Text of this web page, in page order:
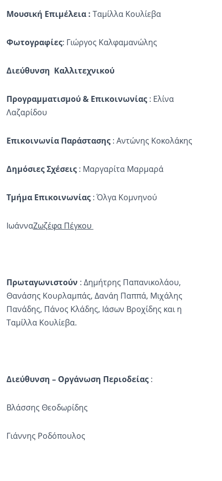
Μουσική Επιμέλεια : Ταμίλλα Κουλίεβα
Φωτογραφίες: Γιώργος Καλφαμανώλης
Διεύθυνση Καλλιτεχνικού
Προγραμματισμού & Επικοινωνίας : Ελίνα
Λαζαρίδου
Επικοινωνία Παράστασης : Αντώνης Κοκολάκης
Δημόσιες Σχέσεις : Μαργαρίτα Μαρμαρά
Τμήμα Επικοινωνίας : Όλγα Κομνηνού
ΙωάνναΖωζέφα Πέγκου
Πρωταγωνιστούν : Δημήτρης Παπανικολάου,
Θανάσης Κουρλαμπάς, Δανάη Παππά, Μιχάλης
Πανάδης, Πάνος Κλάδης, Ιάσων Βροχίδης και η
Ταμίλλα Κουλίεβα.
Διεύθυνση – Οργάνωση Περιοδείας:
Βλάσσης Θεοδωρίδης
Γιάννης Ροδόπουλος